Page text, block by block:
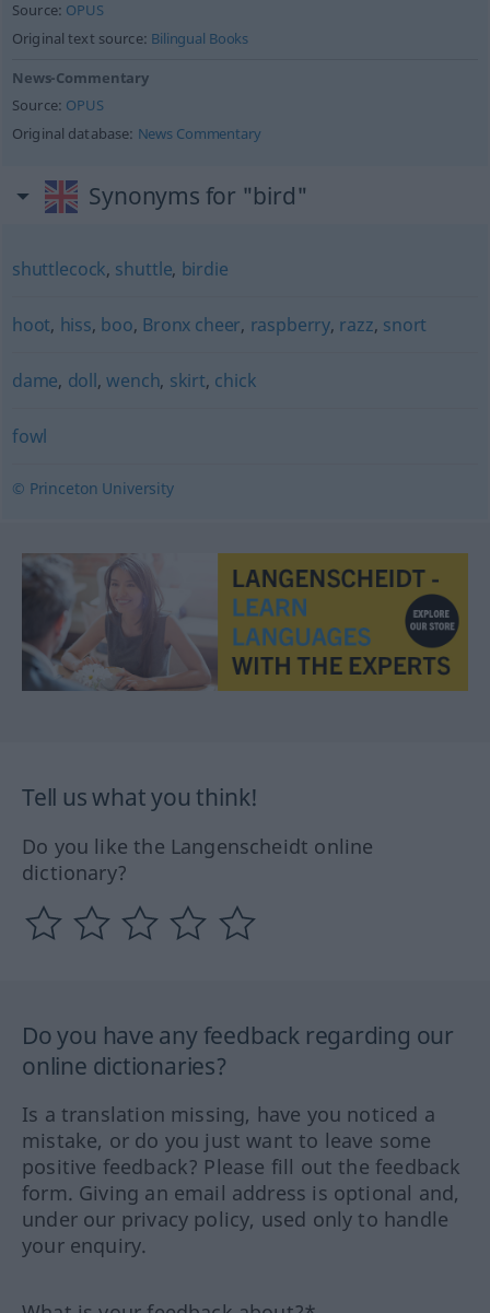
Source: OPUS
Original text source: Bilingual Books
News-Commentary
Source: OPUS
Original database: News Commentary
Synonyms for "bird"
shuttlecock, shuttle, birdie
hoot, hiss, boo, Bronx cheer, raspberry, razz, snort
dame, doll,wench, skirt, chick
fowl
© Princeton University
Tell us what you think!
Do you like the Langenscheidt online
dictionary?
Do you have any feedback regarding our
online dictionaries?
Is a translation missing, have you noticed a
mistake, or do you just want to leave some
positive feedback? Please fill out the feedback
form. Giving an email address is optional and,
under our privacy policy, used only to handle
your enquiry.